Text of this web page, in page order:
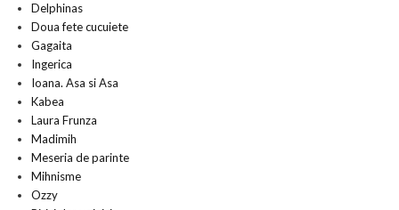
Delphinas
Doua fete cucuiete
Gagaita
Ingerica
Ioana. Asa si Asa
Kabea
Laura Frunza
Madimih
Meseria de parinte
Mihnisme
Ozzy